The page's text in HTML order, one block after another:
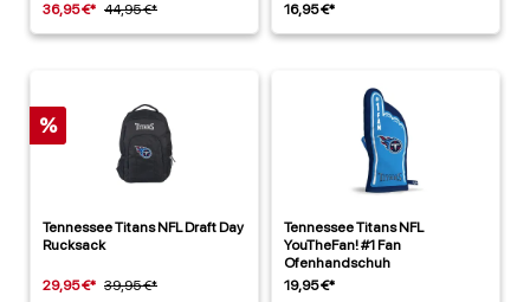
36,95 €* 44,95 €* 16,95 €*
%
Tennessee Titans NFL Draft Day
Rucksack
29,95 €* 39,95 €*
Tennessee Titans NFL
YouTheFan! #1 Fan
Ofenhandschuh
19,95 €*